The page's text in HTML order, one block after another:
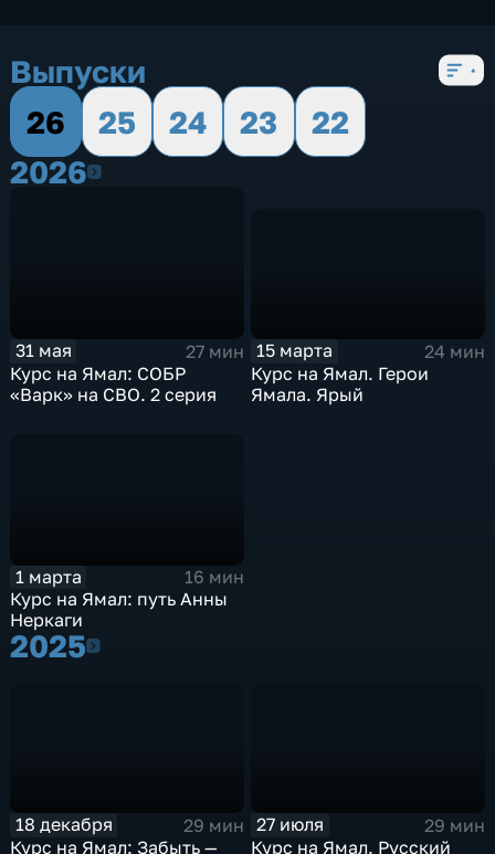
Выпуски
26
25 24 23
22
20262026
31 мая
27 мин
Курс на Ямал: СОБР
«Варк» на СВО. 2 серия
15 марта
24 мин
Курс на Ямал. Герои
Ямала. Ярый
1 марта
16 мин
Курс на Ямал: путь Анны
Неркаги
20252025
18 декабря
29 мин
Курс на Ямал: Забыть —
27 июля
29 мин
Курс на Ямал. Русский